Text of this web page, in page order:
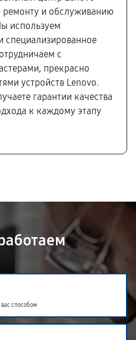
ремонту и обслуживанию
используем
специализированное
с
прекрасно
устройств Lenovo.
гарантии качества
к каждому этапу
способом